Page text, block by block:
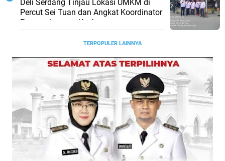
Deli Serdang Tinjau Lokasi UMKM di
Percut Sei Tuan dan Angkat Koordinator
Pengembangan Usaha
TERPOPULER LAINNYA